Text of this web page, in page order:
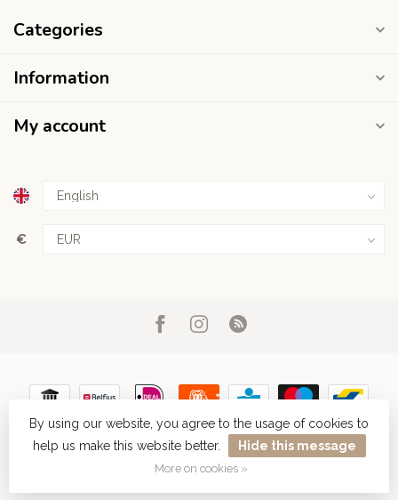
Categories
Information
My account
€
© Copyright 2026 Haarboetiek.be
By using our website, you agree to the usage of cookies to
help us make this website better.
Hide this message
More on cookies »